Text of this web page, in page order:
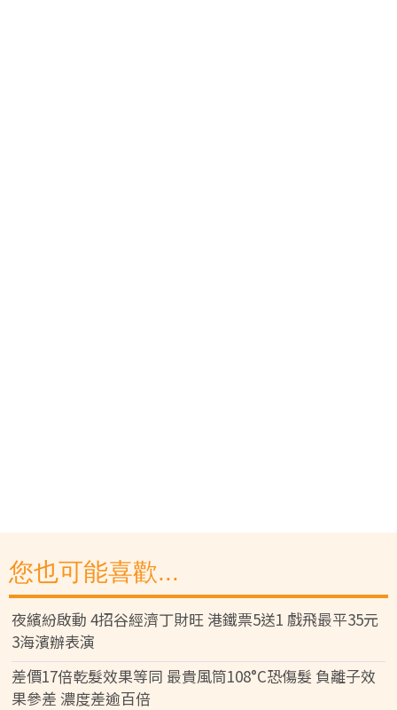
您也可能喜歡...
夜繽紛啟動 4招谷經濟丁財旺 港鐵票5送1 戲飛最平35元
3海濱辦表演
差價17倍乾髮效果等同 最貴風筒108°C恐傷髮 負離子效
果參差 濃度差逾百倍